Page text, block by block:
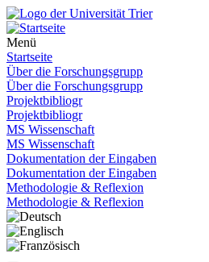
Menü
Startseite
Über die Forschungsgrupp
Über die Forschungsgrupp
Projektbibliogr
Projektbibliogr
MS Wissenschaft
MS Wissenschaft
Dokumentation der Eingaben
Dokumentation der Eingaben
Methodologie & Reflexion
Methodologie & Reflexion